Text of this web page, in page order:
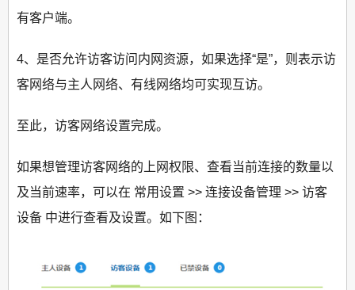
有客户端。
4、是否允许访客访问内网资源，如果选择“是”，则表示访
客网络与主人网络、有线网络均可实现互访。
至此，访客网络设置完成。
如果想管理访客网络的上网权限、查看当前连接的数量以
及当前速率，可以在 常用设置 >> 连接设备管理 >> 访客
设备 中进行查看及设置。如下图：